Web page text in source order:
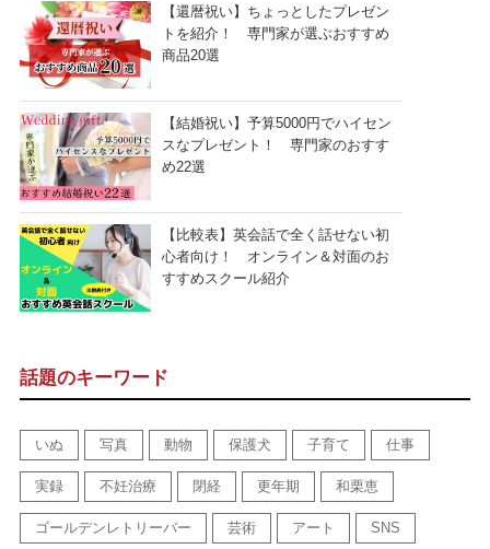
【還暦祝い】ちょっとしたプレゼン
トを紹介！ 専門家が選ぶおすすめ
商品20選
【結婚祝い】予算5000円でハイセン
スなプレゼント！ 専門家のおすす
め22選
【比較表】英会話で全く話せない初
心者向け！ オンライン＆対面のお
すすめスクール紹介
話題のキーワード
いぬ 写真 動物 保護犬 子育て 仕事
実録 不妊治療 閉経 更年期 和栗恵
ゴールデンレトリーバー 芸術 アート SNS